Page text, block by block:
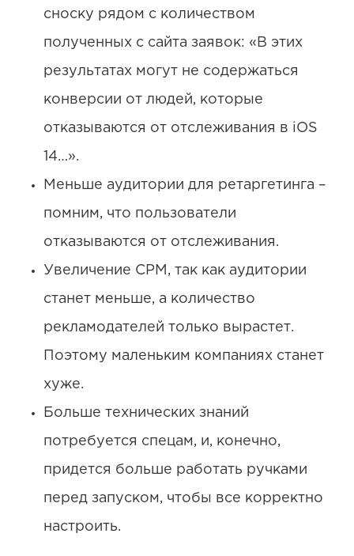
сноску рядом с количеством
полученных с сайта заявок: «В этих
результатах могут не содержаться
конверсии от людей, которые
отказываются от отслеживания в iOS
14…».
Меньше аудитории для ретаргетинга –
помним, что пользователи
отказываются от отслеживания.
Увеличение CPM, так как аудитории
станет меньше, а количество
рекламодателей только вырастет.
Поэтому маленьким компаниях станет
хуже.
Больше технических знаний
потребуется спецам, и, конечно,
придется больше работать ручками
перед запуском, чтобы все корректно
настроить.